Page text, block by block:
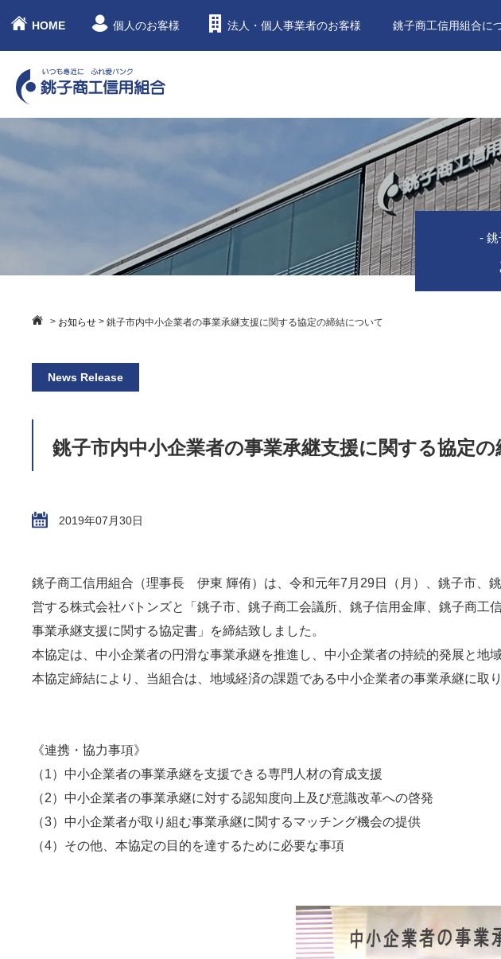
HOME 個人のお客様 法人・個人事業者のお客様 銚子商工信用組合に
- 銚
> お知らせ >銚子市内中小企業者の事業承継支援に関する協定の締結について
News Release
銚子市内中小企業者の事業承継支援に関する協定
2019年07月30日
銚子商工信用組合（理事長 伊東 輝侑）は、令和元年7月29日（月）、銚子市、
営する株式会社バトンズと「銚子市、銚子商工会議所、銚子信用金庫、銚子商
事業承継支援に関する協定書」を締結致しました。
本協定は、中小企業者の円滑な事業承継を推進し、中小企業者の持続的発展と地
本協定締結により、当組合は、地域経済の課題である中小企業者の事業承継に取
《連携・協力事項》
（1）中小企業者の事業承継を支援できる専門人材の育成支援
（2）中小企業者の事業承継に対する認知度向上及び意識改革への啓発
（3）中小企業者が取り組む事業承継に関するマッチング機会の提供
（4）その他、本協定の目的を達するために必要な事項